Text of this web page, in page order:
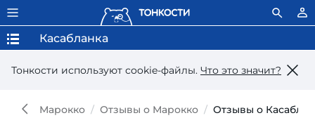
Тонкости используют сookie-файлы. Что это значит?
Касабланка
Марокко Отзывы о Марокко Отзывы о